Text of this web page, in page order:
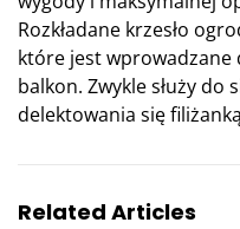
Rozkładane krzesło
które jest
balkon. Zwykle służy do
delektowania się
Related Articles